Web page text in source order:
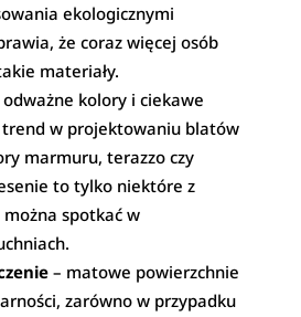
ekologicznymi
że coraz więcej osób
materiały.
odważne kolory i ciekawe
w projektowaniu blatów
marmuru, terazzo czy
to tylko niektóre z
spotkać w
– matowe powierzchnie
zarówno w przypadku